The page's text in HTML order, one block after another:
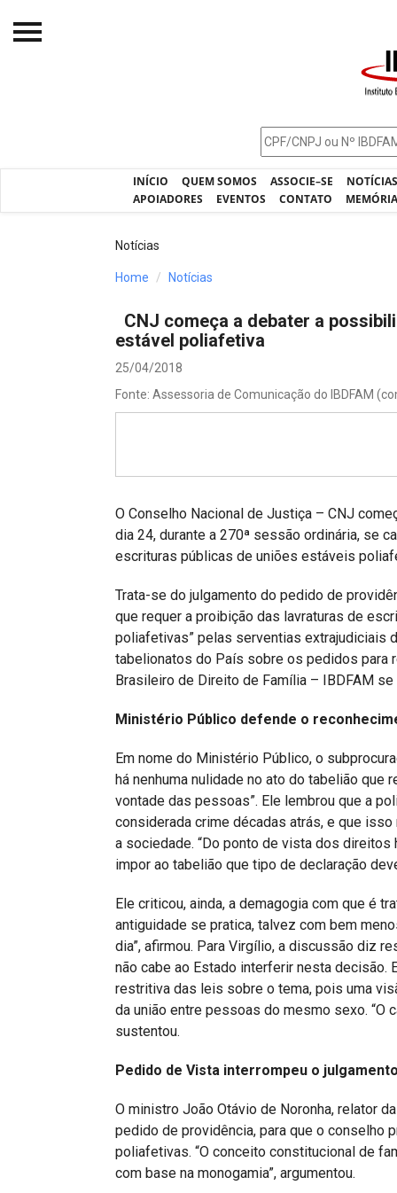
INÍCIO QUEM SOMOS ASSOCIE–SE
APOIADORES
EVENTOS CONTATO
Processos - IBDFAM
Projetos do IBDFAM
Alienação Parental
IBDFAM Educacional
Notícias
Home Notícias
CNJ começa a debater a
estável poliafetiva
25/04/2018
Fonte: Assessoria de Comunicação do IBDFAM
O Conselho Nacional de Justiça – CNJ
dia 24, durante a 270ª sessão ordinária, se
escrituras públicas de uniões estáveis
Trata-se do julgamento do pedido de
que requer a proibição das lavraturas de
poliafetivas” pelas serventias extrajudiciais
tabelionatos do País sobre os pedidos para
Brasileiro de Direito de Família – IBDFAM
Ministério Público defende o
Em nome do Ministério Público, o
há nenhuma nulidade no ato do tabelião que
vontade das pessoas”. Ele lembrou que a
considerada crime décadas atrás, e que
a sociedade. “Do ponto de vista dos
impor ao tabelião que tipo de declaração
Ele criticou, ainda, a demagogia com que é
antiguidade se pratica, talvez com bem
dia”, afirmou. Para Virgílio, a discussão diz
não cabe ao Estado interferir nesta decisão.
restritiva das leis sobre o tema, pois uma
da união entre pessoas do mesmo sexo. “O
sustentou.
Pedido de Vista interrompeu o
O ministro João Otávio de Noronha, relator
pedido de providência, para que o conselho
poliafetivas. “O conceito constitucional de
com base na monogamia”, argumentou.